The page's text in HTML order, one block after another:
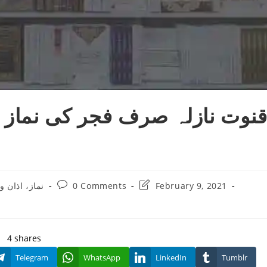
قنوت نازلہ صرف فجر کی نماز
نماز، اذان
Post0 Comments
PostFebruary 9, 2021
4 shares
Telegram WhatsApp LinkedIn Tumblr